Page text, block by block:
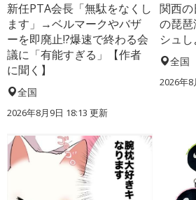
新任PTA会長「無駄をなくし
ます」→ベルマークやバザ
ーを即廃止!?爆速で終わる会
議に「有能すぎる」【作者
に聞く】
全国
2026年8月9日 18:13 更新
関西
の琵
シュし
全国
2026年8